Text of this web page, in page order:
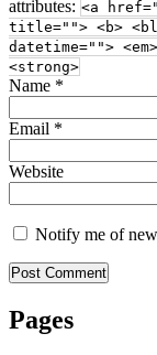
attributes: <a
title=""> <b>
datetime="">
<strong>
Name *
Email *
Website
Notify me of
Pages